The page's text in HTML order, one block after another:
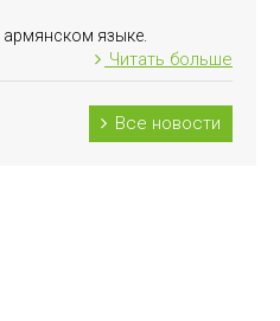
языке.
Читать больше
Все новости